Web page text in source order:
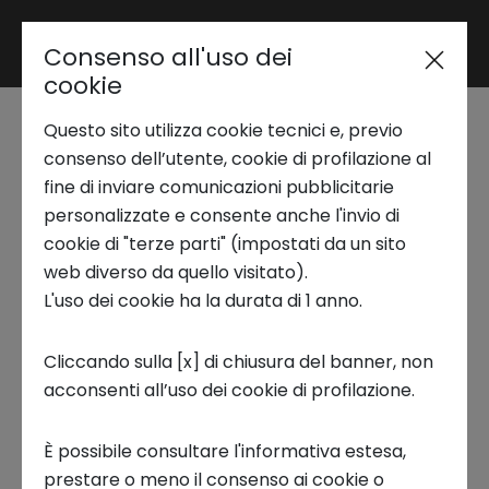
Area riservata
Trend Analysis
Applied Research
Startup Development
Business Transformation
Ecosystem enabling
INTELLIGENZA ARTIFICIALE,
ETHICS-BY-DESIGN E DIRITTI
UMANI: LE NUOVE SFIDE E
PROPOSTE NORMATIVE
Consenso all'uso dei
cookie
Questo sito utilizza cookie tecnici e, previo
consenso dell’utente, cookie di profilazione al
fine di inviare comunicazioni pubblicitarie
personalizzate e consente anche l'invio di
cookie di "terze parti" (impostati da un sito
web diverso da quello visitato).
L'uso dei cookie ha la durata di 1 anno.
Cliccando sulla [x] di chiusura del banner, non
acconsenti all’uso dei cookie di profilazione.
È possibile consultare l'informativa estesa,
prestare o meno il consenso ai cookie o